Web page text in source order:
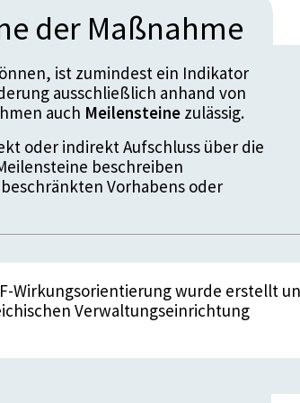
der Maßnahme
ist zumindest ein Indikator
ausschließlich anhand von
auch Meilensteine zulässig.
oder indirekt Aufschluss über die
beschreiben
Vorhabens oder
Wirkungsorientierung wurde erstellt
Verwaltungseinrichtung